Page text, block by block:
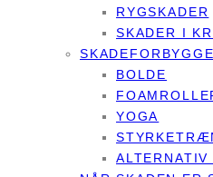
RYGSKADER
SKADER I
BOLDE
YOGA